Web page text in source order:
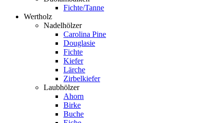
Fichte/Tanne
Wertholz
Nadelhölzer
Carolina Pine
Douglasie
Fichte
Kiefer
Lärche
Zirbelkiefer
Laubhölzer
Ahorn
Birke
Buche